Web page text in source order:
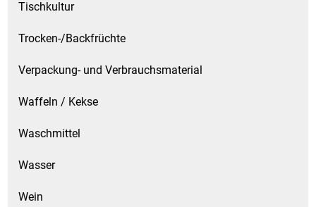
Tischkultur
Trocken-/Backfrüchte
Verpackung- und Verbrauchsmaterial
Waffeln / Kekse
Waschmittel
Wasser
Wein